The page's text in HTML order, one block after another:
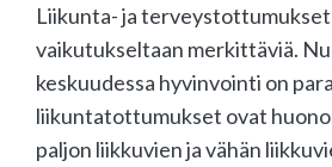
Liikunta- ja
vaikutukseltaan merkittäviä.
keskuudessa hyvinvointi on
liikuntatottumukset ovat
paljon liikkuvien ja vähän